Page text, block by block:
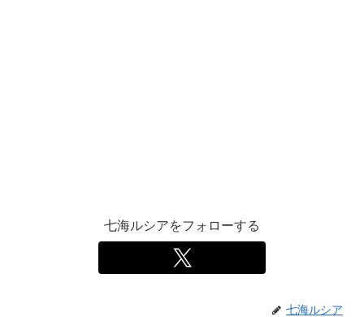
七海ルシアをフォローする
七海ルシア